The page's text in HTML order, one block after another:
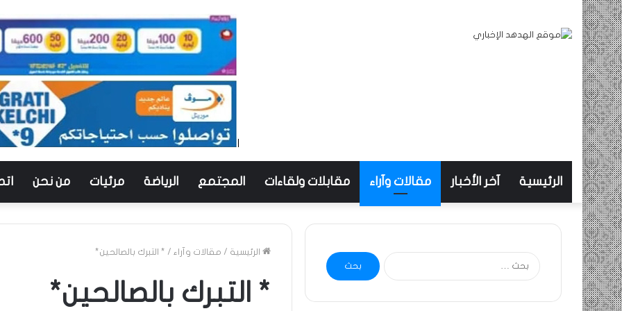
الرئيسية آخر الأخبار مقالات وآراء مقابلات ولقاءات المجتمع الرياضة مرئيات من نحن
الرئيسية / مقالات وآراء / * التبرك بالصالحين*
* التبرك بالصالحين*
البحث
عن: